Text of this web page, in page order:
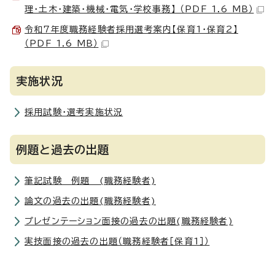
理・土木・建築・機械・電気・学校事務】 （PDF 1.6 MB）
令和7年度職務経験者採用選考案内【保育1・保育2】
（PDF 1.6 MB）
実施状況
採用試験・選考実施状況
例題と過去の出題
筆記試験 例題 (職務経験者)
論文の過去の出題(職務経験者)
プレゼンテーション面接の過去の出題(職務経験者)
実技面接の過去の出題（職務経験者［保育1］）